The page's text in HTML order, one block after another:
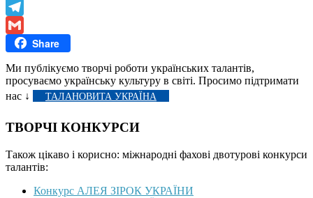
Viber
Telegram
GmailShare
Ми публікуємо творчі роботи українських талантів,
просуваємо українську культуру в світі. Просимо підтримати
нас ↓
ТАЛАНОВИТА УКРАЇНА
ТВОРЧІ КОНКУРСИ
Також цікаво і корисно: міжнародні фахові двотурові конкурси
талантів:
Конкурс АЛЕЯ ЗІРОК УКРАЇНИ